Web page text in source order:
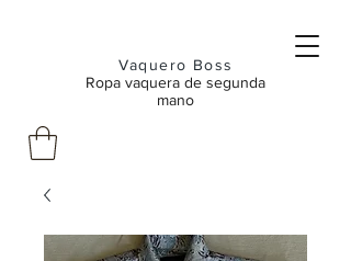
Vaquero Boss
Ropa vaquera de segunda
mano